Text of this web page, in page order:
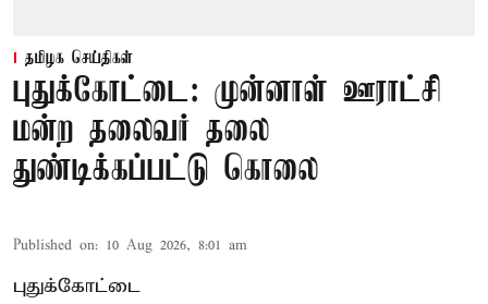
தமிழக செய்திகள்
புதுக்கோட்டை: முன்னாள் ஊராட்சி
மன்ற தலைவர் தலை
துண்டிக்கப்பட்டு கொலை
Published on: 10 Aug 2026, 8:01 am
புதுக்கோட்டை